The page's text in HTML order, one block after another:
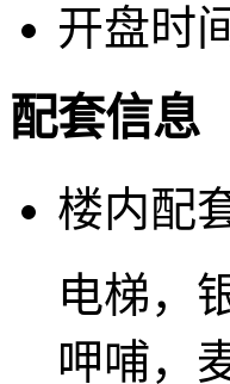
开盘时
配套信息
楼内配
电梯，
呷哺，